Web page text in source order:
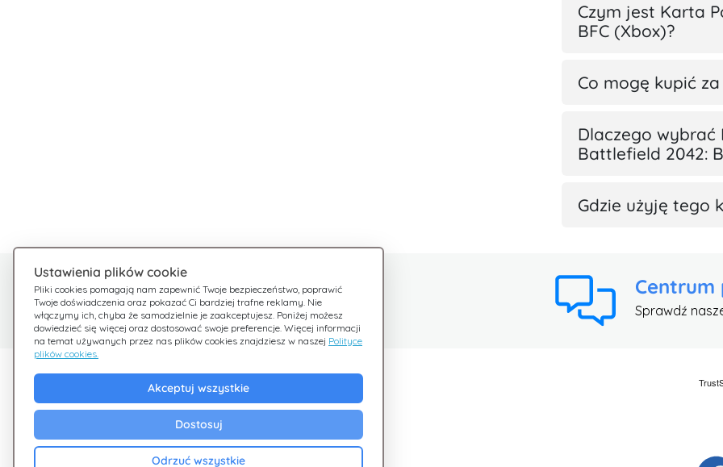
Czym jest Karta
BFC (Xbox)?
Co mogę kupić
Dlaczego wybrać
Battlefield 2042:
Gdzie użyję tego
Ustawienia plików cookie
Pliki cookies pomagają nam zapewnić Twoje bezpieczeństwo, poprawić
Twoje doświadczenia oraz pokazać Ci bardziej trafne reklamy. Nie
włączymy ich, chyba że samodzielnie je zaakceptujesz. Poniżej możesz
dowiedzieć się więcej oraz dostosować swoje preferencje. Więcej informacji
na temat używanych przez nas plików cookies znajdziesz w naszej Polityce
plików cookies.
Akceptuj wszystkie
Dostosuj
Odrzuć wszystkie
Potrzebujesz pomocy?
Jesteśmy tu dla Ciebie
Centrum
Sprawdź
Odkryj Giftsy
Promocje
Firma
Zasady i warunki
Polityka Prywatności